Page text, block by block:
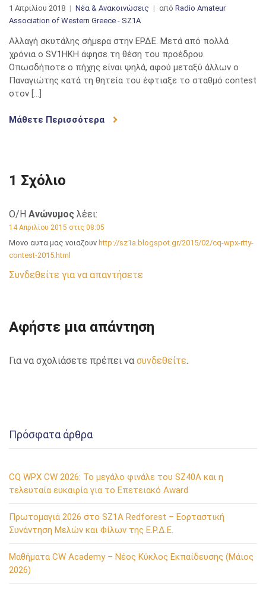
1 Απριλίου 2018 Νέα & Ανακοινώσεις από Radio Amateur
Association of Western Greece - SZ1A
Αλλαγή σκυτάλης σήμερα στην ΕΡΔΕ. Μετά από πολλά
χρόνια ο SV1HKH άφησε τη θέση του προέδρου.
Οπωσδήποτε ο πήχης είναι ψηλά, αφού μεταξύ άλλων ο
Παναγιώτης κατά τη θητεία του έφτιαξε το σταθμό contest
στον […]
Μάθετε Περισσότερα
1 Σχόλιο
Ο/Η Ανώνυμος λέει:
14 Απριλίου 2015 στις 08:05
Μονο αυτα μας νοιαζουν http://sz1a.blogspot.gr/2015/02/cq-wpx-rtty-
contest-2015.html
Συνδεθείτε για να απαντήσετε
Αφήστε μια απάντηση
Για να σχολιάσετε πρέπει να συνδεθείτε.
Πρόσφατα άρθρα
CQ WPX CW 2026: Το μεγάλο φινάλε του SZ40A και η
τελευταία ευκαιρία για το Επετειακό Award
Πρωτομαγιά 2026 στο SZ1A Redforest – Εορταστική
Συνάντηση Μελών και Φίλων της Ε.Ρ.Δ.Ε.
Μαθήματα CW Academy – Νέος Κύκλος Εκπαίδευσης (Μάιος
2026)